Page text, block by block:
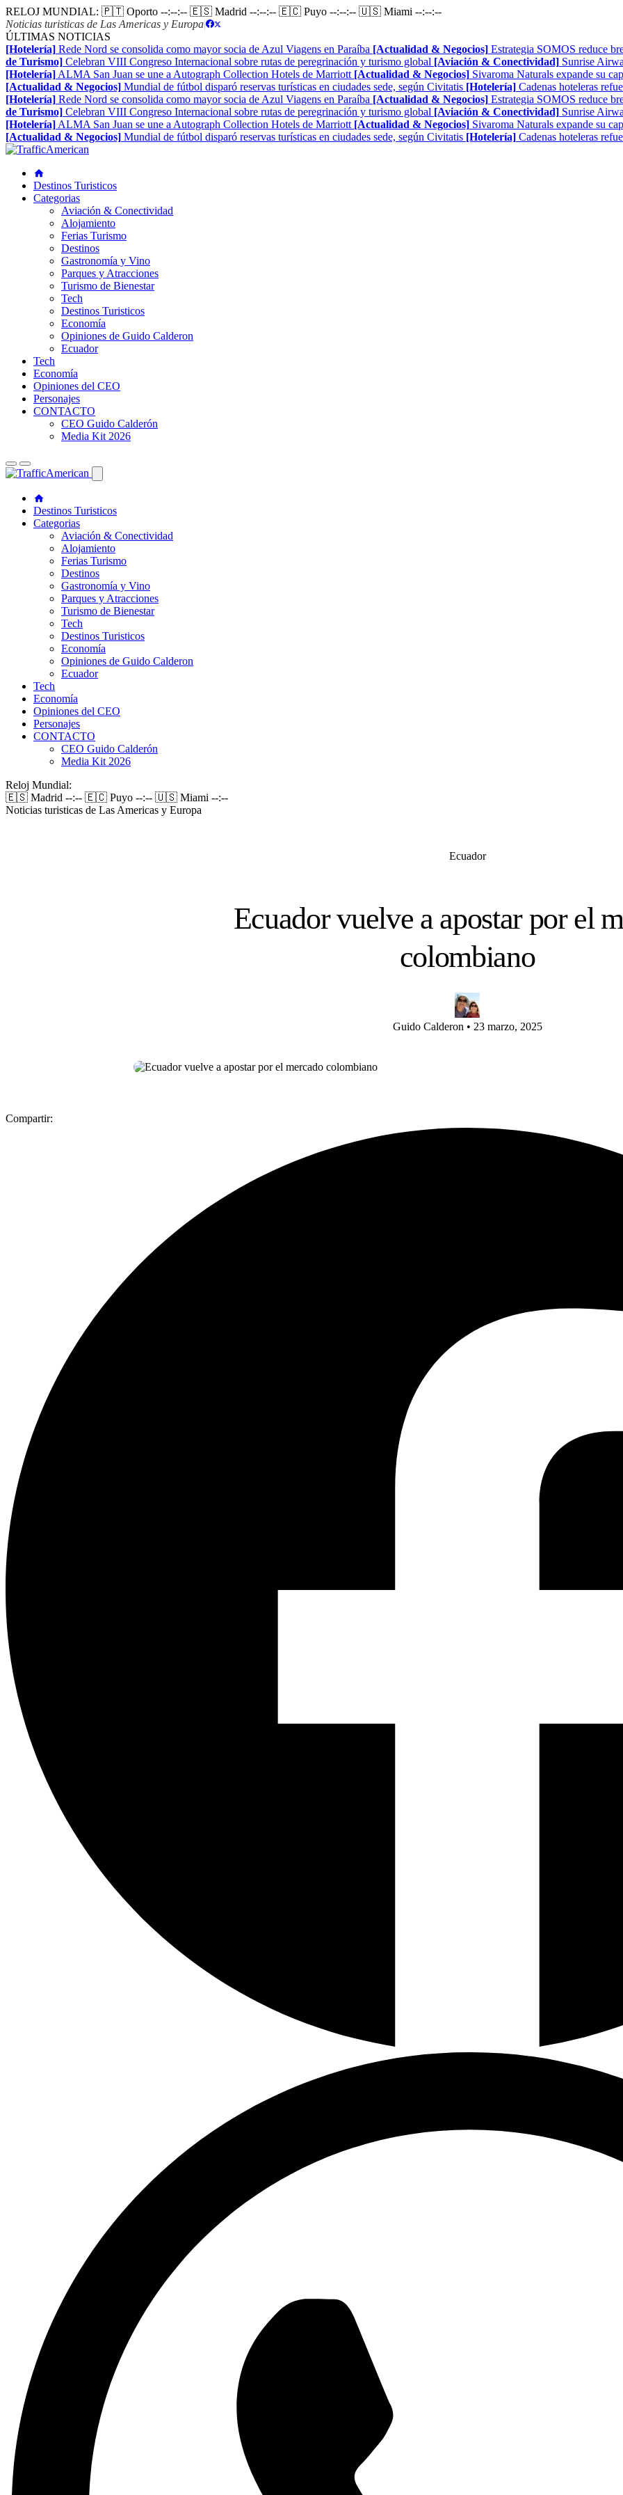
RELOJ MUNDIAL: 🇵🇹 Oporto --:--:-- 🇪🇸 Madrid --:--:-- 🇪🇨 Puyo --:--:-- 🇺🇸 Miami --:--:--
Noticias turisticas de Las Americas y Europa|
ÚLTIMAS NOTICIAS
[Hotelería] Rede Nord se consolida como mayor socia de Azul Viagens en Paraíba [Actualidad & Negocios] Estrategia SOMOS reduce
de Turismo] Celebran VIII Congreso Internacional sobre rutas de peregrinación y turismo global [Aviación & Conectividad] Sunrise
[Hotelería] ALMA San Juan se une a Autograph Collection Hotels de Marriott [Actualidad & Negocios] Sivaroma Naturals expande su
[Actualidad & Negocios] Mundial de fútbol disparó reservas turísticas en ciudades sede, según Civitatis [Hotelería] Cadenas hoteleras
[Hotelería] Rede Nord se consolida como mayor socia de Azul Viagens en Paraíba [Actualidad & Negocios] Estrategia SOMOS reduce
de Turismo] Celebran VIII Congreso Internacional sobre rutas de peregrinación y turismo global [Aviación & Conectividad] Sunrise
[Hotelería] ALMA San Juan se une a Autograph Collection Hotels de Marriott [Actualidad & Negocios] Sivaroma Naturals expande su
[Actualidad & Negocios] Mundial de fútbol disparó reservas turísticas en ciudades sede, según Civitatis [Hotelería] Cadenas hoteleras
Destinos Turisticos
Categorias
Aviación & Conectividad
Alojamiento
Ferias Turismo
Destinos
Gastronomía y Vino
Parques y Atracciones
Turismo de Bienestar
Tech
Destinos Turisticos
Economía
Opiniones de Guido Calderon
Ecuador
Tech
Economía
Opiniones del CEO
Personajes
CONTACTO
CEO Guido Calderón
Media Kit 2026
Destinos Turisticos
Categorias
Aviación & Conectividad
Alojamiento
Ferias Turismo
Destinos
Gastronomía y Vino
Parques y Atracciones
Turismo de Bienestar
Tech
Destinos Turisticos
Economía
Opiniones de Guido Calderon
Ecuador
Tech
Economía
Opiniones del CEO
Personajes
CONTACTO
CEO Guido Calderón
Media Kit 2026
Reloj Mundial:
🇪🇸 Madrid --:-- 🇪🇨 Puyo --:-- 🇺🇸 Miami --:--
Noticias turisticas de Las Americas y Europa
Ecuador
Ecuador vuelve a apostar por el
colombiano
Guido Calderon • 23 marzo, 2025
Compartir: